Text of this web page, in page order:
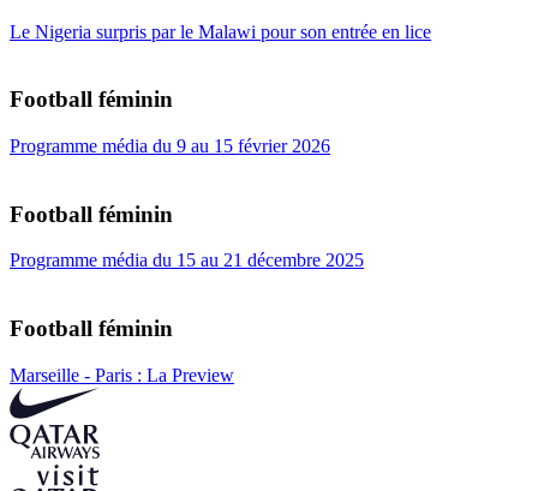
Le Nigeria surpris par le Malawi pour son entrée en lice
Football féminin
Programme média du 9 au 15 février 2026
Football féminin
Programme média du 15 au 21 décembre 2025
Football féminin
Marseille - Paris : La Preview